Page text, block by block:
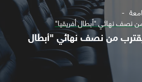
نصف نهائي "أبطال أفريقيا"
من نصف نهائي "أبطال